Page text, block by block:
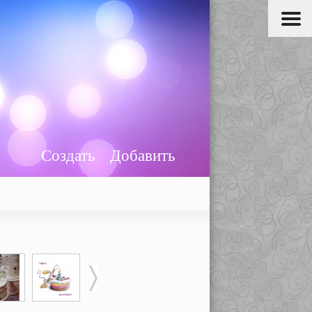
Добавить
Создать